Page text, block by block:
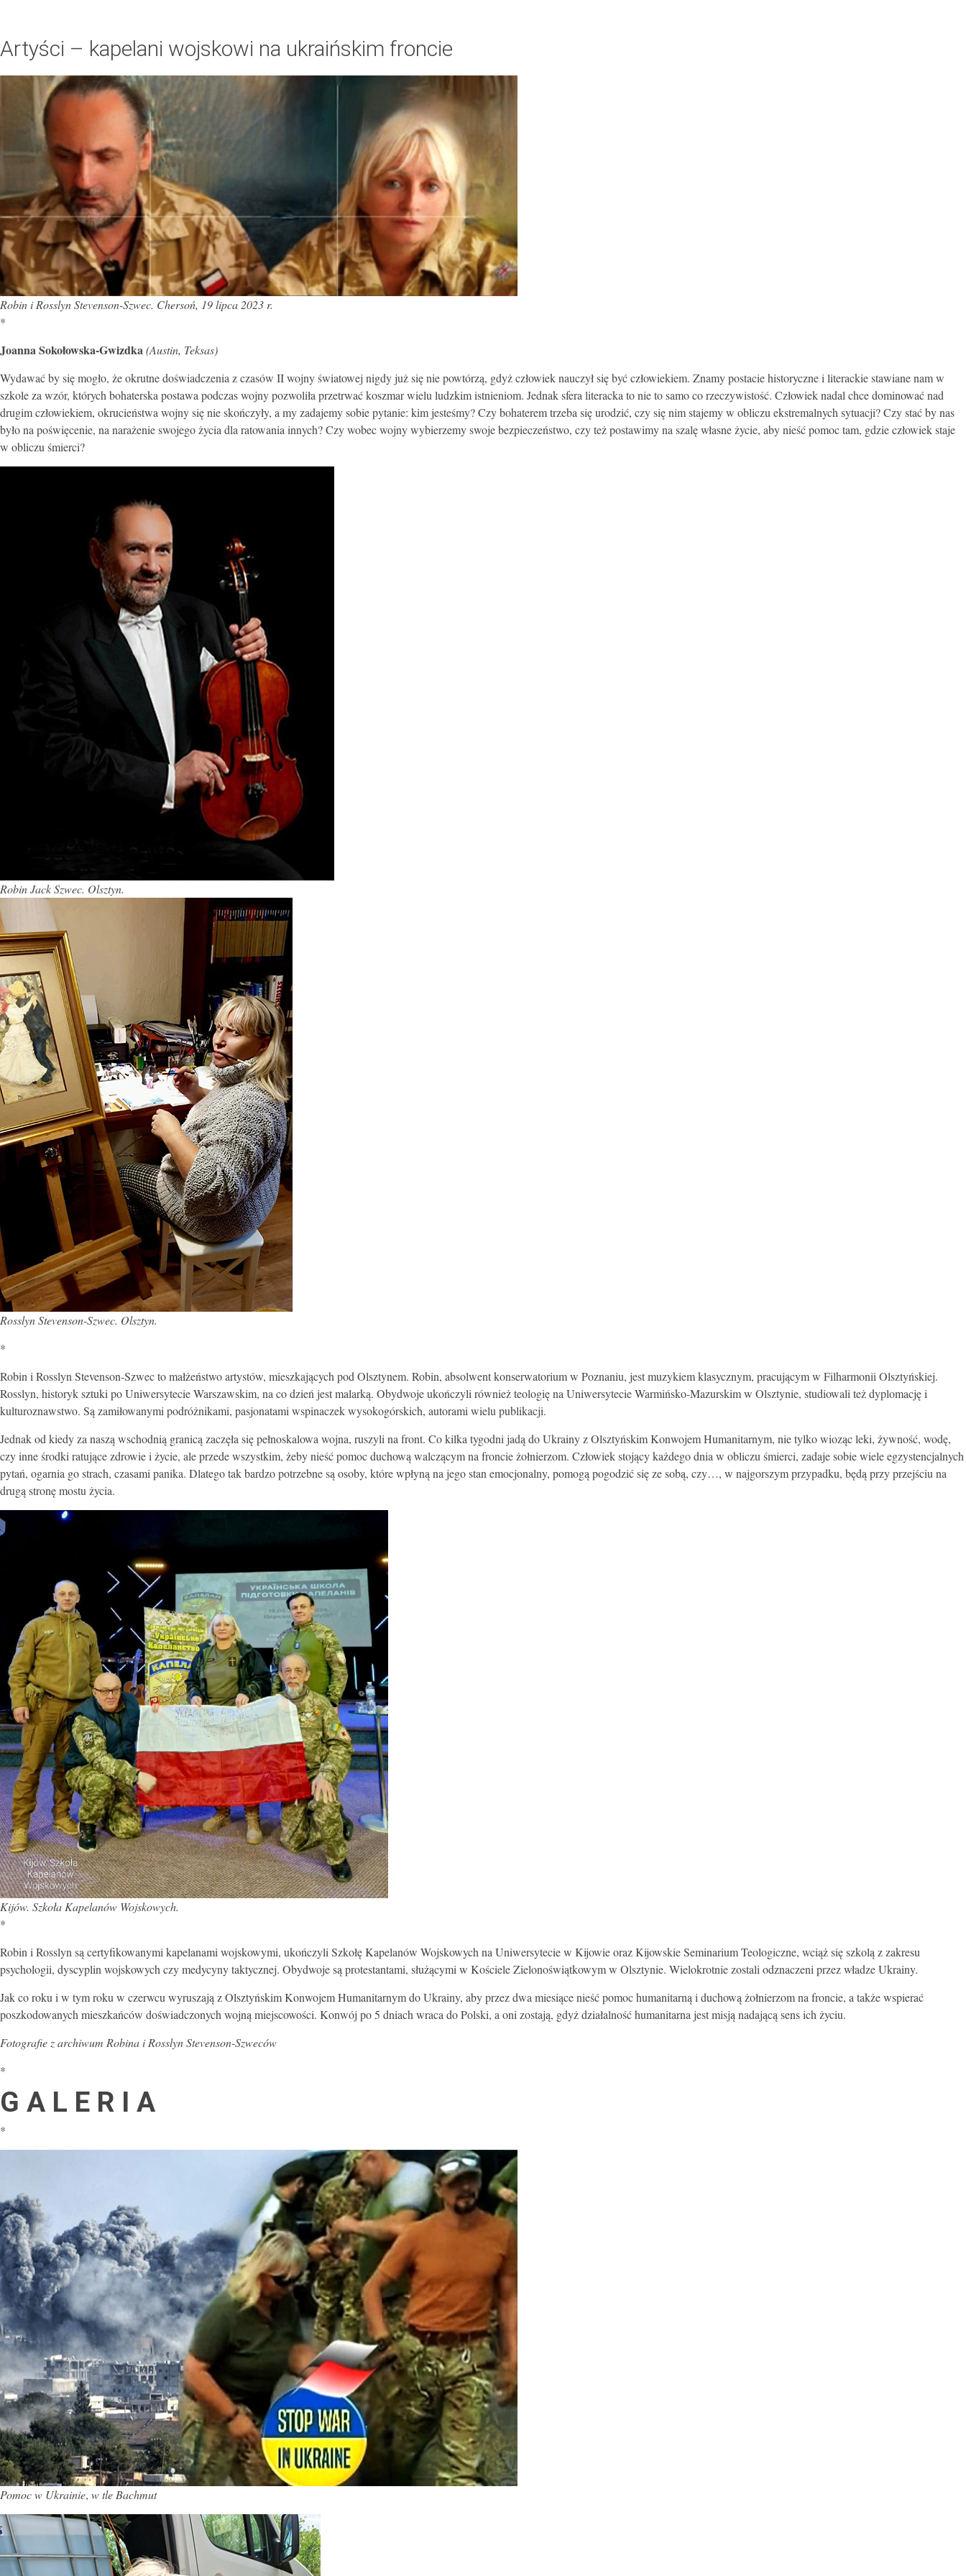
Artyści – kapelani wojskowi na ukraińskim froncie
Robin i Rosslyn Stevenson-Szwec. Chersoń, 19 lipca 2023 r.
*
Joanna Sokołowska-Gwizdka(Austin, Teksas)
Wydawać by się mogło, że okrutne doświadczenia z czasów II wojny światowej nigdy już się nie powtórzą, gdyż człowiek nauczył się być człowiekiem. Znamy postacie historyczne i literackie stawiane nam w
szkole za wzór, których bohaterska postawa podczas wojny pozwoliła przetrwać koszmar wielu ludzkim istnieniom. Jednak sfera literacka to nie to samo co rzeczywistość. Człowiek nadal chce dominować nad
drugim człowiekiem, okrucieństwa wojny się nie skończyły, a my zadajemy sobie pytanie: kim jesteśmy? Czy bohaterem trzeba się urodzić, czy się nim stajemy w obliczu ekstremalnych sytuacji? Czy stać by nas
było na poświęcenie, na narażenie swojego życia dla ratowania innych? Czy wobec wojny wybierzemy swoje bezpieczeństwo, czy też postawimy na szalę własne życie, aby nieść pomoc tam, gdzie człowiek staje
w obliczu śmierci?
Robin Jack Szwec. Olsztyn.
Rosslyn Stevenson-Szwec. Olsztyn.
*
Robin i Rosslyn Stevenson-Szwec to małżeństwo artystów, mieszkających pod Olsztynem. Robin, absolwent konserwatorium w Poznaniu, jest muzykiem klasycznym, pracującym w Filharmonii Olsztyńskiej.
Rosslyn, historyk sztuki po Uniwersytecie Warszawskim, na co dzień jest malarką. Obydwoje ukończyli również teologię na Uniwersytecie Warmińsko-Mazurskim w Olsztynie, studiowali też dyplomację i
kulturoznawstwo. Są zamiłowanymi podróżnikami, pasjonatami wspinaczek wysokogórskich, autorami wielu publikacji.
Jednak od kiedy za naszą wschodnią granicą zaczęła się pełnoskalowa wojna, ruszyli na front. Co kilka tygodni jadą do Ukrainy z Olsztyńskim Konwojem Humanitarnym, nie tylko wioząc leki, żywność, wodę,
czy inne środki ratujące zdrowie i życie, ale przede wszystkim, żeby nieść pomoc duchową walczącym na froncie żołnierzom. Człowiek stojący każdego dnia w obliczu śmierci, zadaje sobie wiele egzystencjalnych
pytań, ogarnia go strach, czasami panika. Dlatego tak bardzo potrzebne są osoby, które wpłyną na jego stan emocjonalny, pomogą pogodzić się ze sobą, czy…, w najgorszym przypadku, będą przy przejściu na
drugą stronę mostu życia.
Kijów. Szkoła Kapelanów Wojskowych.
*
Robin i Rosslyn są certyfikowanymi kapelanami wojskowymi, ukończyli Szkołę Kapelanów Wojskowych na Uniwersytecie w Kijowie oraz Kijowskie Seminarium Teologiczne, wciąż się szkolą z zakresu
psychologii, dyscyplin wojskowych czy medycyny taktycznej. Obydwoje są protestantami, służącymi w Kościele Zielonoświątkowym w Olsztynie. Wielokrotnie zostali odznaczeni przez władze Ukrainy.
Jak co roku i w tym roku w czerwcu wyruszają z Olsztyńskim Konwojem Humanitarnym do Ukrainy, aby przez dwa miesiące nieść pomoc humanitarną i duchową żołnierzom na froncie, a także wspierać
poszkodowanych mieszkańców doświadczonych wojną miejscowości. Konwój po 5 dniach wraca do Polski, a oni zostają, gdyż działalność humanitarna jest misją nadającą sens ich życiu.
Fotografie z archiwum Robina i Rosslyn Stevenson-Szweców
*
G A L E R I A
*
Pomoc w Ukrainie, w tle Bachmut